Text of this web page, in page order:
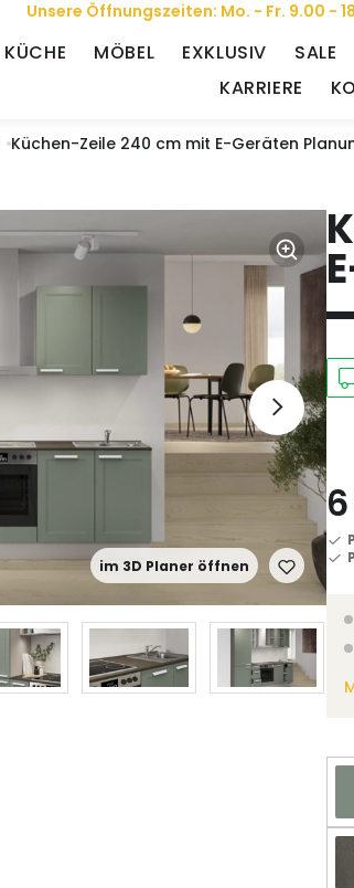
Unsere Öffnungszeiten: Mo. - Fr. 9.00 -
KÜCHE MÖBEL EXKLUSIV SALE
KARRIERE
Küchen-Zeile 240 cm mit E-Geräten
im 3D Planer öffnen